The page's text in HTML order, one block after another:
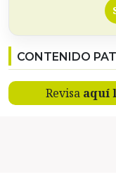
CONTENIDO
Revisa aquí